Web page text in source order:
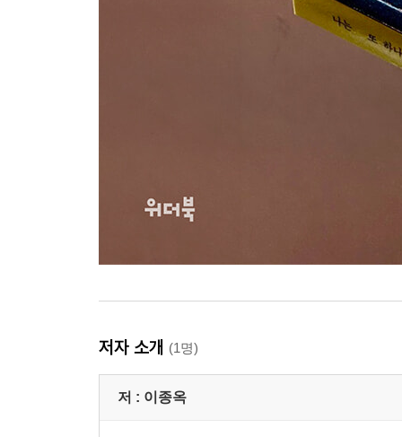
저자 소개 (1명)
저 : 이종옥